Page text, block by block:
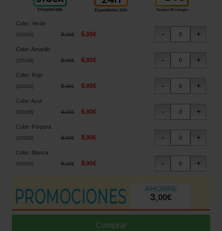
Color: Verde
203183 ] 9,90€ 6,90€
Color: Amarillo
203184] 9,90€ 6,90€
Color: Rojo
203182] 9,90€ 6,90€
Color: Azul
203185] 9,90€ 6,90€
Color: Púrpura
203192] 9,90€ 8,90€
Color: Blanca
203191 ] 9,90€ 8,90€
3,00€